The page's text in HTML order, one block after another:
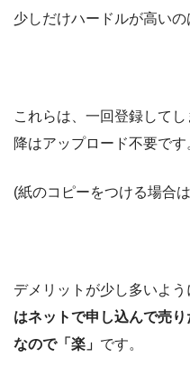
少しだけハードルが高いの
これらは、一回登録して
降はアップロード不要です
(紙のコピーをつける場合
デメリットが少し多いよう
はネットで申し込んで売
なので「楽」 です。